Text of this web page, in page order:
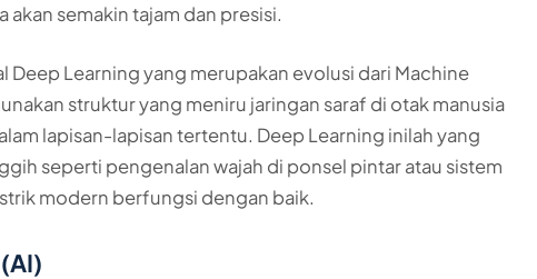
akan semakin tajam dan presisi.
Deep Learning yang merupakan evolusi dari Machine
struktur yang meniru jaringan saraf di otak manusia
lapisan-lapisan tertentu. Deep Learning inilah yang
seperti pengenalan wajah di ponsel pintar atau sistem
modern berfungsi dengan baik.